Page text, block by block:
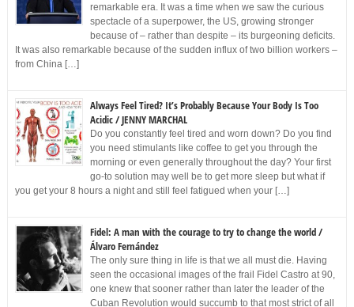
remarkable era. It was a time when we saw the curious
spectacle of a superpower, the US, growing stronger
because of – rather than despite – its burgeoning deficits.
It was also remarkable because of the sudden influx of two billion workers –
from China […]
Always Feel Tired? It’s Probably Because Your Body Is Too
Acidic / JENNY MARCHAL
Do you constantly feel tired and worn down? Do you find
you need stimulants like coffee to get you through the
morning or even generally throughout the day? Your first
go-to solution may well be to get more sleep but what if
you get your 8 hours a night and still feel fatigued when your […]
Fidel: A man with the courage to try to change the world /
Álvaro Fernández
The only sure thing in life is that we all must die. Having
seen the occasional images of the frail Fidel Castro at 90,
one knew that sooner rather than later the leader of the
Cuban Revolution would succumb to that most strict of all